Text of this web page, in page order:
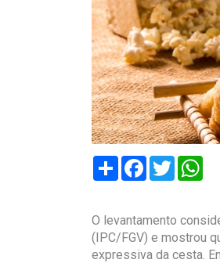
Compartilhar
Facebook
Twitter
O levantamento
(IPC/FGV) e mostrou
expressiva da cesta.